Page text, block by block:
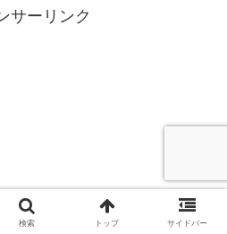
サーリンク
検索 トップ サイドバー